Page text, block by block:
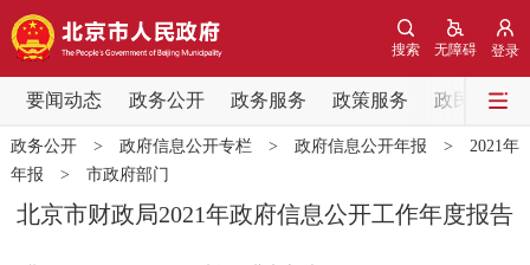
登录
无障碍
搜索
要闻动态 政务公开 政务服务 政策服务 政民互动
要闻动态
党中央精神 国务院信息 中央部委动态
北京要闻 会议信息 部门动态
政务公开> 政府信息公开专栏> 政府信息公开年报 > 2021年
年报 > 市政府部门
北京市财政局2021年政府信息公开工作年度报告